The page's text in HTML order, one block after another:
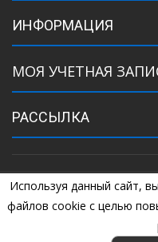
Используя данный сайт,
файлов cookie с целью
ИНФОРМАЦИЯ
МОЯ УЧЕТНАЯ
РАССЫЛКА
©2005Комплектующие для
04-44